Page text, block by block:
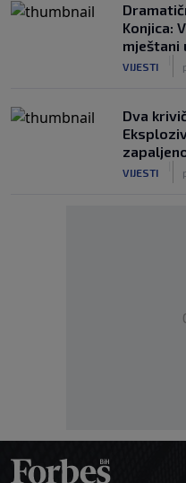
Konjica:
mještani
VIJESTI
Dva
VIJESTI